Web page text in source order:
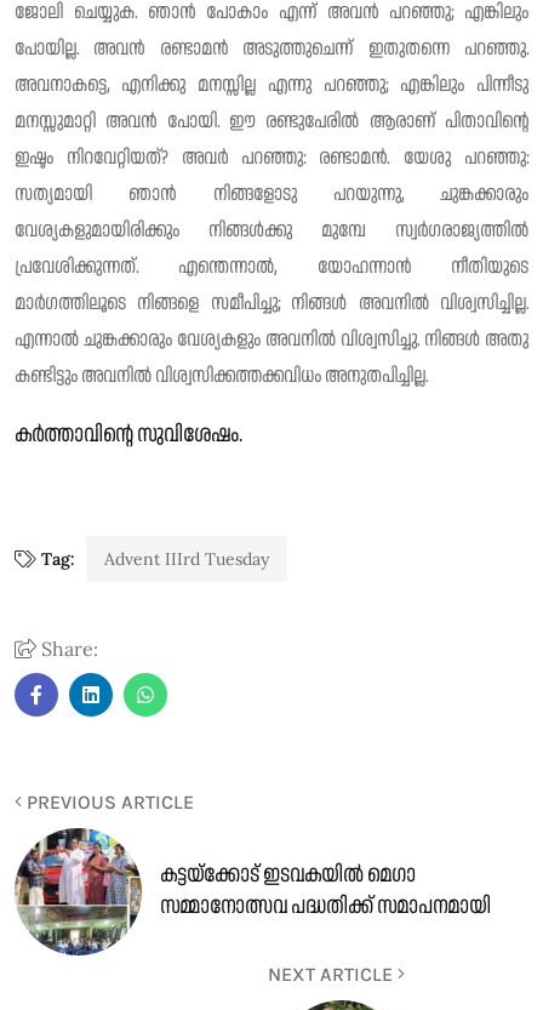
ജോലി ചെയ്യുക. ഞാൻ പോകാം എന്ന് അവൻ പറഞ്ഞു; എങ്കിലും
പോയില്ല. അവൻ രണ്ടാമൻ അടുത്തുചെന്ന് ഇതുതന്നെ പറഞ്ഞു.
അവനാകട്ടെ, എനിക്കു മനസ്സില്ല എന്നു പറഞ്ഞു; എങ്കിലും പിന്നീടു
മനസ്സുമാറ്റി അവൻ പോയി. ഈ രണ്ടുപേരിൽ ആരാണ് പിതാവിന്റെ
ഇഷ്ടം നിറവേറ്റിയത്? അവർ പറഞ്ഞു: രണ്ടാമൻ. യേശു പറഞ്ഞു:
സത്യമായി ഞാൻ നിങ്ങളോടു പറയുന്നു, ചുങ്കക്കാരും
വേശ്യകളുമായിരിക്കും നിങ്ങൾക്കു മുമ്പേ സ്വർഗരാജ്യത്തിൽ
പ്രവേശിക്കുന്നത്. എന്തെന്നാൽ, യോഹന്നാൻ നീതിയുടെ
മാർഗത്തിലൂടെ നിങ്ങളെ സമീപിച്ചു; നിങ്ങൾ അവനിൽ വിശ്വസിച്ചില്ല.
എന്നാൽ ചുങ്കക്കാരും വേശ്യകളും അവനിൽ വിശ്വസിച്ചു. നിങ്ങൾ അതു
കണ്ടിട്ടും അവനിൽ വിശ്വസിക്കത്തക്കവിധം അനുതപിച്ചില്ല.
കർത്താവിന്റെ സുവിശേഷം.
Tag: Advent IIIrd Tuesday
Share:
PREVIOUS ARTICLE
കട്ടയ്ക്കോട് ഇടവകയിൽ മെഗാ
സമ്മാനോത്സവ പദ്ധതിക്ക്‌ സമാപനമായി
NEXT ARTICLE